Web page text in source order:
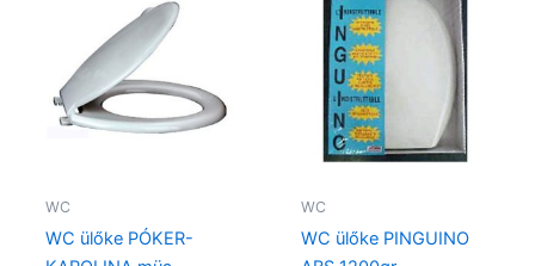
WC
WC ülőke PÓKER-
WC
WC ülőke PINGUINO